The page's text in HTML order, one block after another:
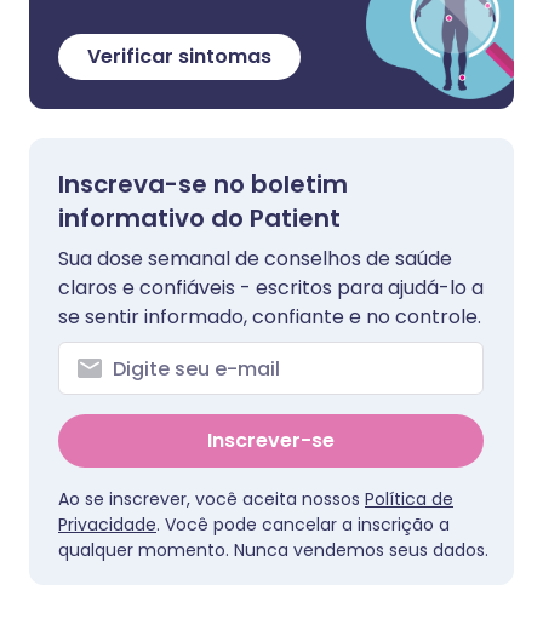
Verificar sintomas
Inscreva-se no boletim
informativo do Patient
Sua dose semanal de conselhos de saúde
claros e confiáveis - escritos para ajudá-lo a
se sentir informado, confiante e no controle.
Inscrever-se
Ao se inscrever, você aceita nossos Política de
Privacidade. Você pode cancelar a inscrição a
qualquer momento. Nunca vendemos seus dados.